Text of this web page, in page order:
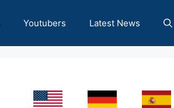
Youtubers Latest News